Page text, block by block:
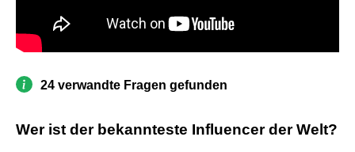
24 verwandte Fragen gefunden
Wer ist der bekannteste Influencer der Welt?